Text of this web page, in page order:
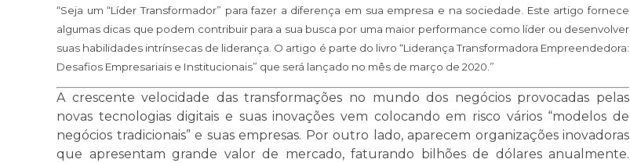
“Seja um “Líder Transformador” para fazer a diferença em sua empresa e na sociedade. Este artigo fornece
algumas dicas que podem contribuir para a sua busca por uma maior performance como líder ou desenvolver
suas habilidades intrínsecas de liderança. O artigo é parte do livro “Liderança Transformadora Empreendedora:
Desafios Empresariais e Institucionais” que será lançado no mês de março de 2020.”
A crescente velocidade das transformações no mundo dos negócios provocadas pelas
novas tecnologias digitais e suas inovações vem colocando em risco vários “modelos de
negócios tradicionais” e suas empresas. Por outro lado, aparecem organizações inovadoras
que apresentam grande valor de mercado, faturando bilhões de dólares anualmente.